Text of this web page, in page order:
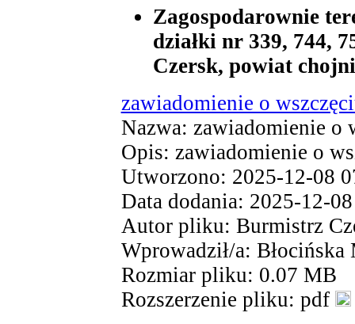
Zagospodarownie
działki nr 339, 744,
Czersk, powiat
zawiadomienie o
Nazwa: zawiadomienie o
Opis: zawiadomienie o
Utworzono: 2025-12-08
Data dodania: 2025-12-
Autor pliku: Burmistrz
Wprowadził/a: Błocińska
Rozmiar pliku: 0.07 MB
Rozszerzenie pliku: pdf